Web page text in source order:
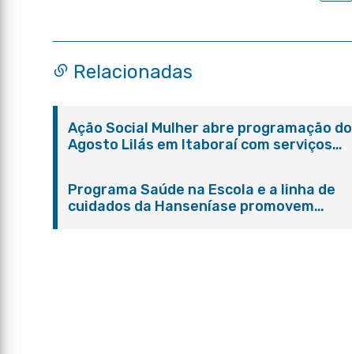
Relacionadas
Ação Social Mulher abre programação do
Agosto Lilás em Itaboraí com serviços
Programa Saúde na Escola e a linha de
cuidados da Hanseníase promovem